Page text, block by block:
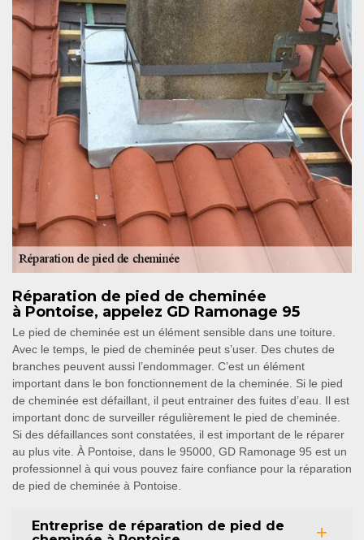
Réparation de pied de cheminée
à Pontoise, appelez GD Ramonage 95
Le pied de cheminée est un élément sensible dans une toiture.
Avec le temps, le pied de cheminée peut s’user. Des chutes de
branches peuvent aussi l’endommager. C’est un élément
important dans le bon fonctionnement de la cheminée. Si le pied
de cheminée est défaillant, il peut entrainer des fuites d’eau. Il est
important donc de surveiller régulièrement le pied de cheminée.
Si des défaillances sont constatées, il est important de le réparer
au plus vite. À Pontoise, dans le 95000, GD Ramonage 95 est un
professionnel à qui vous pouvez faire confiance pour la réparation
de pied de cheminée à Pontoise.
Entreprise de réparation de pied de